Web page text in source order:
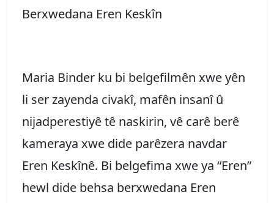
Berxwedana Eren Keskîn
Maria Binder ku bi belgefilmên xwe yên
li ser zayenda civakî, mafên insanî û
nijadperestiyê tê naskirin, vê carê berê
kameraya xwe dide parêzera navdar
Eren Keskînê. Bi belgefima xwe ya “Eren”
hewl dide behsa berxwedana Eren